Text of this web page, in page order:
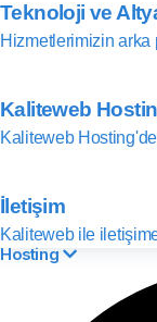
Teknoloji ve
Hizmetlerimizin arka
Kaliteweb
Kaliteweb
İletişim
Kaliteweb ile
Hosting